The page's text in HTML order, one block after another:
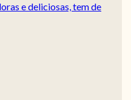
e deliciosas, tem de